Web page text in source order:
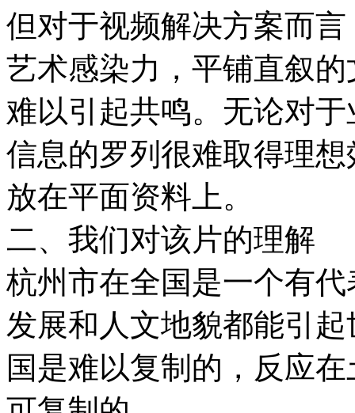
但对于视频解决方案而
艺术感染力，平铺直叙
难以引起共鸣。无论对
信息的罗列很难取得理
放在平面资料上。
二、我们对该片的理解
杭州市在全国是一个有
发展和人文地貌都能引
国是难以复制的，反应